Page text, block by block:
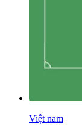
Việt nam